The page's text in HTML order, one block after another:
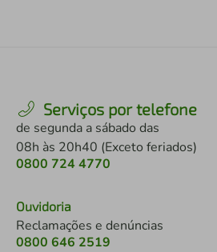
Serviços por telefone
de segunda a sábado das
08h às 20h40 (Exceto feriados)
0800 724 4770
Ouvidoria
Reclamações e denúncias
0800 646 2519